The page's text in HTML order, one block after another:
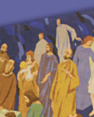
Ostalo